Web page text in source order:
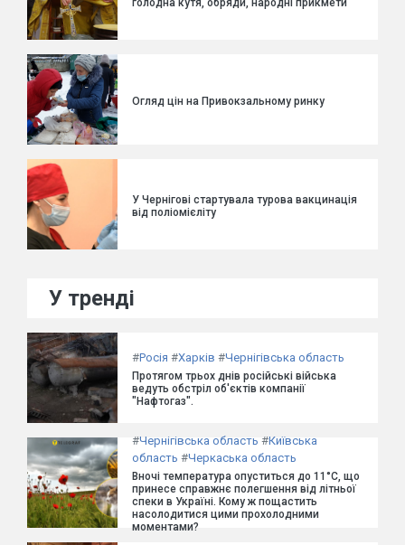
голодна кутя, обряди, народні прикмети
Огляд цін на Привокзальному ринку
У Чернігові стартувала турова вакцинація
від поліомієліту
У тренді
#Росія #Харків #Чернігівська область
Протягом трьох днів російські війська
ведуть обстріл об'єктів компанії
"Нафтогаз".
#Чернігівська область #Київська
область #Черкаська область
Вночі температура опуститься до 11°C, що
принесе справжнє полегшення від літньої
спеки в Україні. Кому ж пощастить
насолодитися цими прохолодними
моментами?